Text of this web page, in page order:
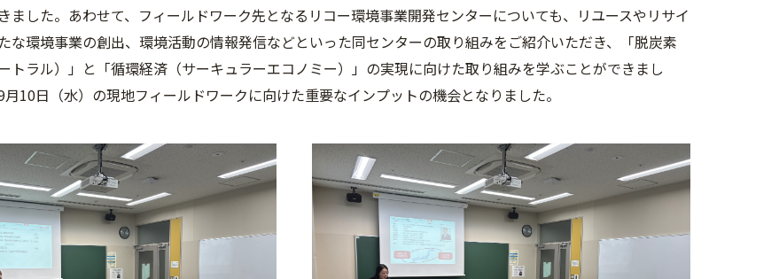
ました。あわせて、フィールドワーク先となるリコー環境事業開発センターについても、リユースやリサイ
な環境事業の創出、環境活動の情報発信などといった同センターの取り組みをご紹介いただき、「脱炭素
トラル）」と「循環経済（サーキュラーエコノミー）」の実現に向けた取り組みを学ぶことができまし
10日（水）の現地フィールドワークに向けた重要なインプットの機会となりました。